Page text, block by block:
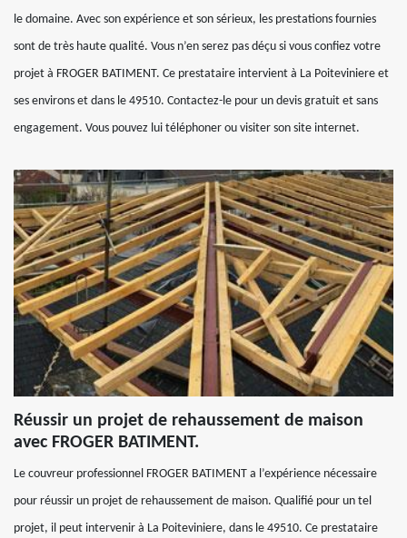
le domaine. Avec son expérience et son sérieux, les prestations fournies
sont de très haute qualité. Vous n’en serez pas déçu si vous confiez votre
projet à FROGER BATIMENT. Ce prestataire intervient à La Poiteviniere et
ses environs et dans le 49510. Contactez-le pour un devis gratuit et sans
engagement. Vous pouvez lui téléphoner ou visiter son site internet.
Réussir un projet de rehaussement de maison
avec FROGER BATIMENT.
Le couvreur professionnel FROGER BATIMENT a l’expérience nécessaire
pour réussir un projet de rehaussement de maison. Qualifié pour un tel
projet, il peut intervenir à La Poiteviniere, dans le 49510. Ce prestataire